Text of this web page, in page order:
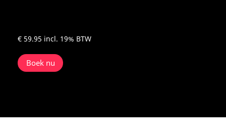
€ 59.95 incl. 19% BTW
Boek nu